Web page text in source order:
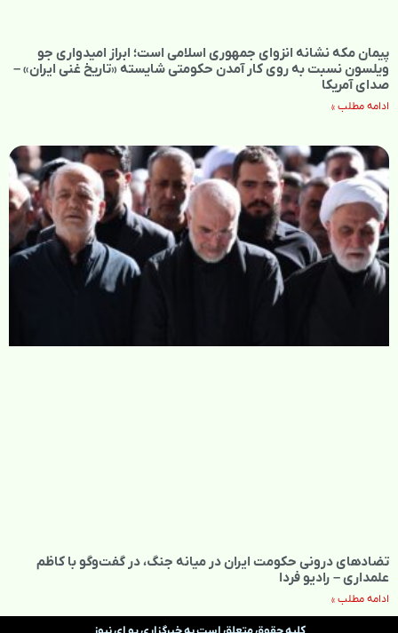
پیمان مکه نشانه انزوای جمهوری اسلامی است؛ ابراز امیدواری جو
ویلسون نسبت به روی کار آمدن حکومتی شایسته «تاریخ غنی ایران» –
صدای آمریکا
ادامه مطلب »
تضادهای درونی حکومت ایران در میانه جنگ، در گفت‌‌وگو با کاظم
علمداری – رادیو فردا
ادامه مطلب »